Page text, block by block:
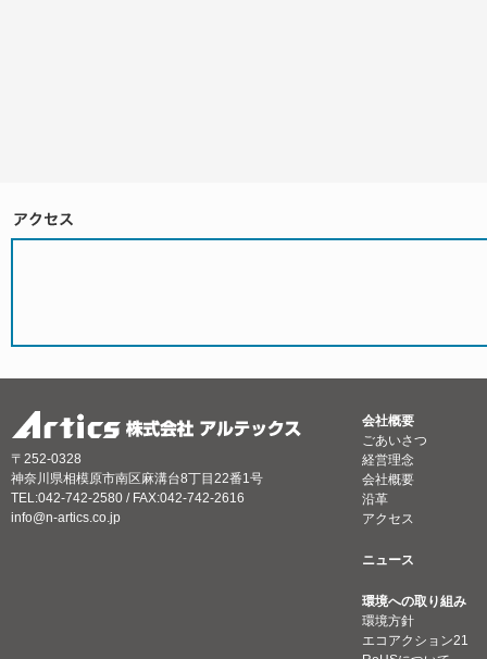
〒252-0328
神奈川県相模原市南区麻溝台8丁目22番1号
TEL:042-742-2580 / FAX:042-742-2616
info@n-artics.co.jp
会社概要
ごあいさつ
経営理念
会社概要
沿革
アクセス
ニュース
環境への取り組み
環境方針
エコアクション21